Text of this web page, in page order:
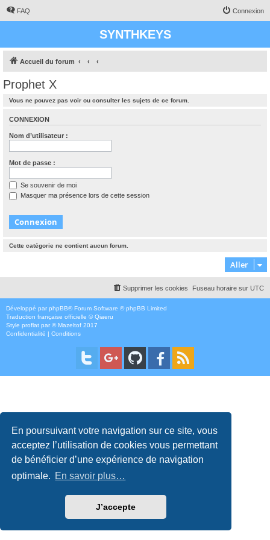
En poursuivant votre navigation sur ce site, vous
acceptez l’utilisation de cookies vous permettant
de bénéficier d’une expérience de navigation
optimale. En savoir plus…
J’accepte
FAQ Connexion
SYNTHKEYS
Accueil du forum
Prophet X
Vous ne pouvez pas voir ou consulter les sujets de ce forum.
CONNEXION
Nom d’utilisateur :
Mot de passe :
Se souvenir de moi
Masquer ma présence lors de cette session
Cette catégorie ne contient aucun forum.
Aller
Fuseau horaire sur UTC
Supprimer les cookies
Développé par phpBB® Forum Software © phpBB Limited
Traduction française officielle ©Qiaeru
Style proflat par ©Mazeltof 2017
Confidentialité | Conditions